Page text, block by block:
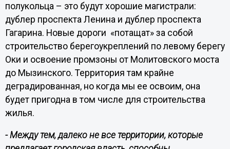
полукольца – это будут хорошие магистрали:
дублер проспекта Ленина и дублер проспекта
Гагарина. Новые дороги «потащат» за собой
строительство берегоукреплений по левому берегу
Оки и освоение промзоны от Молитовского моста
до Мызинского. Территория там крайне
деградированная, но когда мы ее освоим, она
будет пригодна в том числе для строительства
жилья.
- Между тем,далеко не все территории, которые